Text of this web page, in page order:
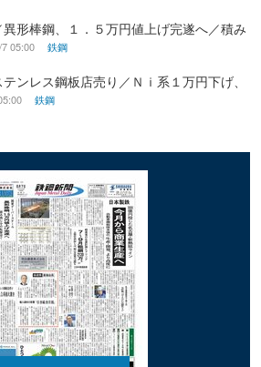
形棒鋼、１．５万円値上げ完遂へ／積み
05:00 鉄鋼
ンレス鋼板店売り／Ｎｉ系１万円下げ、
鉄鋼